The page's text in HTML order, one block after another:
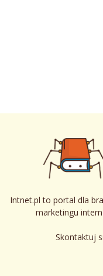
Intnet.pl to portal dla
marketingu
Skontaktuj